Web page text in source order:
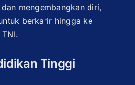
mengembangkan diri,
berkarir hingga ke
Tinggi